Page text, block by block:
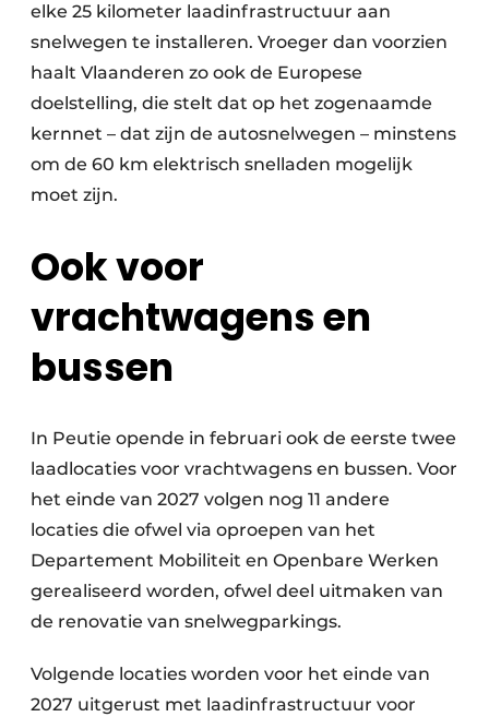
elke 25 kilometer laadinfrastructuur aan
snelwegen te installeren. Vroeger dan voorzien
haalt Vlaanderen zo ook de Europese
doelstelling, die stelt dat op het zogenaamde
kernnet – dat zijn de autosnelwegen – minstens
om de 60 km elektrisch snelladen mogelijk
moet zijn.
Ook voor
vrachtwagens en
bussen
In Peutie opende in februari ook de eerste twee
laadlocaties voor vrachtwagens en bussen. Voor
het einde van 2027 volgen nog 11 andere
locaties die ofwel via oproepen van het
Departement Mobiliteit en Openbare Werken
gerealiseerd worden, ofwel deel uitmaken van
de renovatie van snelwegparkings.
Volgende locaties worden voor het einde van
2027 uitgerust met laadinfrastructuur voor